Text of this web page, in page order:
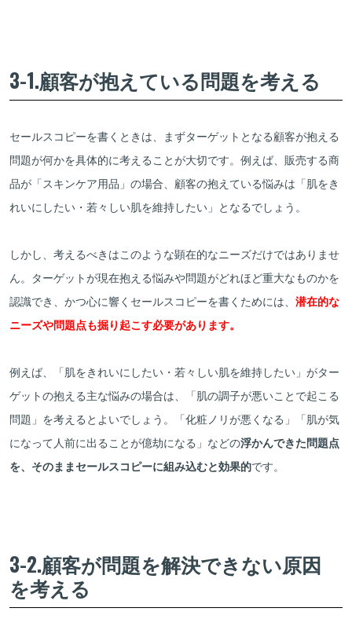
3-1.顧客が抱えている問題を考える
セールスコピーを書くときは、まずターゲットとなる顧客が抱える
問題が何かを具体的に考えることが大切です。例えば、販売する商
品が「スキンケア用品」の場合、顧客の抱えている悩みは「肌をき
れいにしたい・若々しい肌を維持したい」となるでしょう。
しかし、考えるべきはこのような顕在的なニーズだけではありませ
ん。ターゲットが現在抱える悩みや問題がどれほど重大なものかを
認識でき、かつ心に響くセールスコピーを書くためには、 潜在的な
ニーズや問題点も掘り起こす必要があります。
例えば、「肌をきれいにしたい・若々しい肌を維持したい」がター
ゲットの抱える主な悩みの場合は、「肌の調子が悪いことで起こる
問題」を考えるとよいでしょう。「化粧ノリが悪くなる」「肌が気
になって人前に出ることが億劫になる」などの浮かんできた問題点
を、そのままセールスコピーに組み込むと効果的です。
3-2.顧客が問題を解決できない原因
を考える